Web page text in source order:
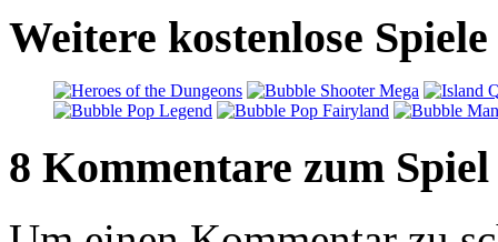
Weitere kostenlose
8 Kommentare zum Spiel